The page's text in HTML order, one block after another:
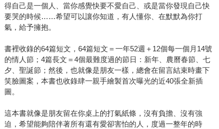
得自己是一個人、當你感覺快要不愛自己、或是當你發現自己快
要哭的時候……希望可以讓你知道，有人懂你、在默默為你打
氣，給予擁抱。
書裡收錄的64篇短文，64篇短文＝一年52週＋12個每一個月14號
的情人節；4篇長文＝4個最難度過的節日：新年、農曆春節、七
夕、聖誕節；然後，也就像是朋友一樣，總會在留言結束時畫下
笑臉圖案，本書也收錄肆一親手繪製首次曝光的近40張全新插
圖。
這本書就像是朋友留在你桌上的打氣紙條，沒有負擔、沒有強
迫，希望能夠陪伴著所有還有愛卻害怕的人，度過一整年的時